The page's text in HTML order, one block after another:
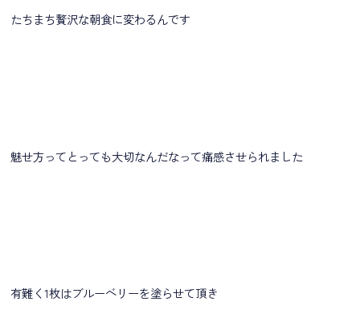
たちまち贅沢な朝食に変わるんです
魅せ方ってとっても大切なんだなって痛感させられました
有難く1枚はブルーベリーを塗らせて頂き